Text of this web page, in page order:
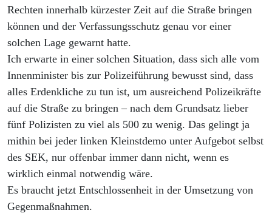
Rechten innerhalb kürzester Zeit auf die Straße bringen
können und der Verfassungsschutz genau vor einer
solchen Lage gewarnt hatte.
Ich erwarte in einer solchen Situation, dass sich alle vom
Innenminister bis zur Polizeiführung bewusst sind, dass
alles Erdenkliche zu tun ist, um ausreichend Polizeikräfte
auf die Straße zu bringen – nach dem Grundsatz lieber
fünf Polizisten zu viel als 500 zu wenig. Das gelingt ja
mithin bei jeder linken Kleinstdemo unter Aufgebot selbst
des SEK, nur offenbar immer dann nicht, wenn es
wirklich einmal notwendig wäre.
Es braucht jetzt Entschlossenheit in der Umsetzung von
Gegenmaßnahmen.